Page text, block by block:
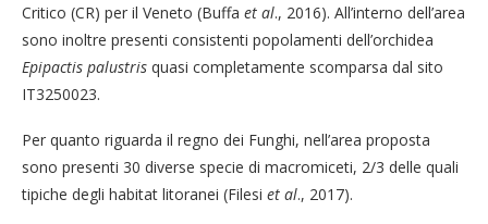
Critico (CR) per il Veneto (Buffa et al., 2016). All’interno dell’area
sono inoltre presenti consistenti popolamenti dell’orchidea
Epipactis palustris quasi completamente scomparsa dal sito
IT3250023.
Per quanto riguarda il regno dei Funghi, nell’area proposta
sono presenti 30 diverse specie di macromiceti, 2/3 delle quali
tipiche degli habitat litoranei (Filesi et al., 2017).